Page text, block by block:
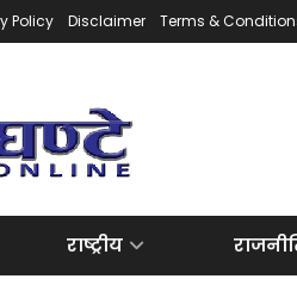
Policy Disclaimer Terms &
राष्ट्रीय